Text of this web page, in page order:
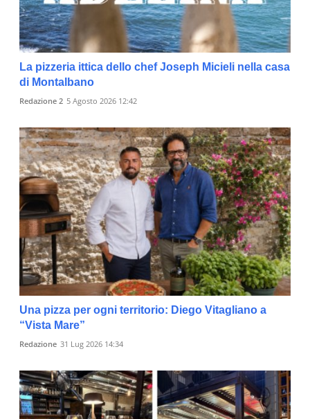
La pizzeria ittica dello chef Joseph Micieli nella casa
di Montalbano
Redazione 2 5 Agosto 2026 12:42
Una pizza per ogni territorio: Diego Vitagliano a
“Vista Mare”
Redazione 31 Lug 2026 14:34